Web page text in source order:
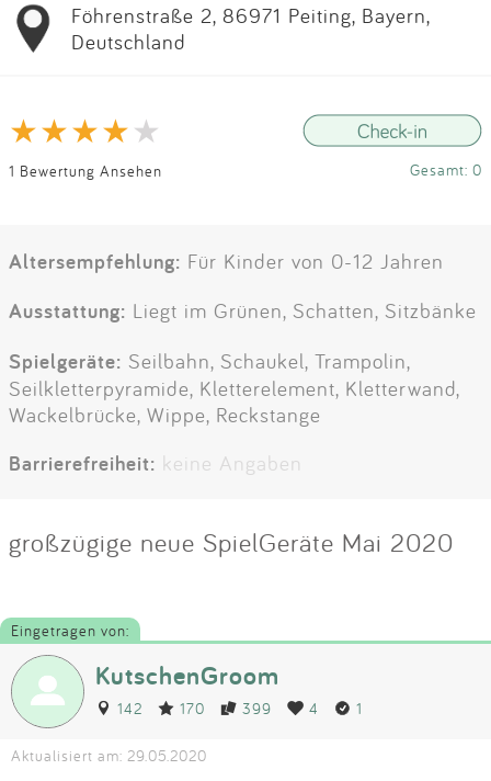
Föhrenstraße 2, 86971 Peiting, Bayern,
Deutschland
1 Bewertung Ansehen Gesamt: 0
Altersempfehlung: Für Kinder von 0-12 Jahren
Ausstattung: Liegt im Grünen, Schatten, Sitzbänke
Spielgeräte: Seilbahn, Schaukel, Trampolin,
Seilkletterpyramide, Kletterelement, Kletterwand,
Wackelbrücke, Wippe, Reckstange
Barrierefreiheit: keine Angaben
großzügige neue SpielGeräte Mai 2020
Eingetragen von:
KutschenGroom
142 170 399 4 1
Aktualisiert am: 29.05.2020